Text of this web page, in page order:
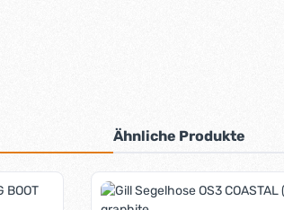
Ähnliche Produkte